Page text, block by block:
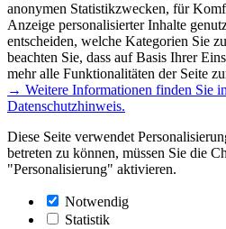
anonymen Statistikzwecken, für
Anzeige personalisierter Inhalte
entscheiden, welche Kategorien Sie
beachten Sie, dass auf Basis Ihrer
mehr alle Funktionalitäten der Seite
→ Weitere Informationen finden Sie
Datenschutzhinweis.
Diese Seite verwendet
betreten zu können, müssen Sie die
"Personalisierung" aktivieren.
Notwendig
Statistik